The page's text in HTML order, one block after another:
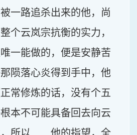
一路追杀出来的他，尚
个云岚宗抗衡的实力，
一能做的，便是安静苦
陨落心炎得到手中，他
常修炼的话，没有个五
本不可能具备回去向云